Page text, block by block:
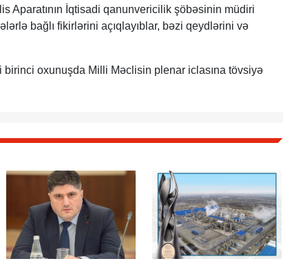
Aparatının İqtisadi qanunvericilik şöbəsinin müdiri
bağlı fikirlərini açıqlayıblar, bəzi qeydlərini və
oxunuşda Milli Məclisin plenar iclasına tövsiyə